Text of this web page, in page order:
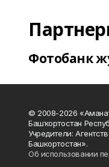
Фотобанк
© 2008-2026
Башҡортостан
Учредители:
Башкортостан».
Об использовании